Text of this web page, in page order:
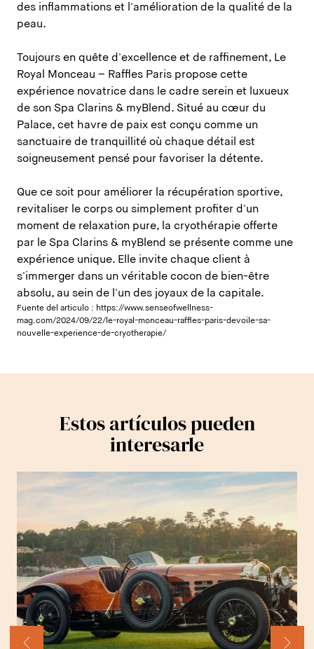
des inflammations et l'amélioration de la qualité de la
peau.
Toujours en quête d'excellence et de raffinement, Le
Royal Monceau – Raffles Paris propose cette
expérience novatrice dans le cadre serein et luxueux
de son Spa Clarins & myBlend. Situé au cœur du
Palace, cet havre de paix est conçu comme un
sanctuaire de tranquillité où chaque détail est
soigneusement pensé pour favoriser la détente.
Que ce soit pour améliorer la récupération sportive,
revitaliser le corps ou simplement profiter d'un
moment de relaxation pure, la cryothérapie offerte
par le Spa Clarins & myBlend se présente comme une
expérience unique. Elle invite chaque client à
s'immerger dans un véritable cocon de bien-être
absolu, au sein de l'un des joyaux de la capitale.
Fuente del articulo : https://www.senseofwellness-
mag.com/2024/09/22/le-royal-monceau-raffles-paris-devoile-sa-
nouvelle-experience-de-cryotherapie/
Estos artículos pueden
interesarle